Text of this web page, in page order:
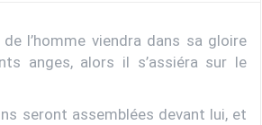
l’homme viendra dans sa gloire
anges, alors il s’assiéra sur le
seront assemblées devant lui, et